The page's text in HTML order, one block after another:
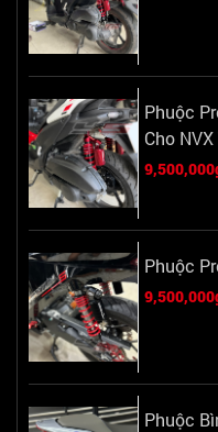
Phuộc
Cho NVX
Phuộc
Phuộc